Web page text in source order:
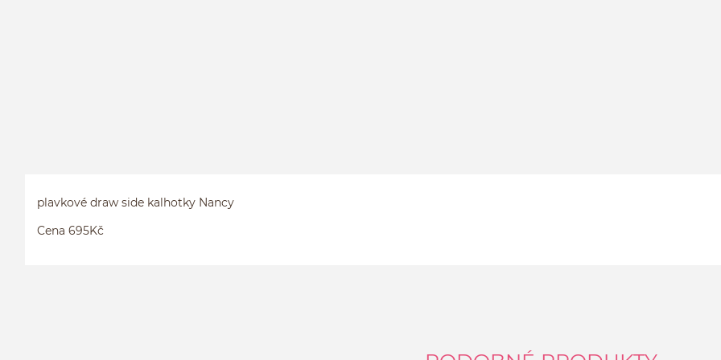
plavkové draw side kalhotky Nancy
Cena 695Kč